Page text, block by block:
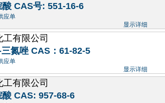
酸 CAS号: 551-16-6
应单
显示详细
工有限公司
氮唑 CAS：61-82-5
应单
显示详细
有限公司
酸 CAS: 957-68-6